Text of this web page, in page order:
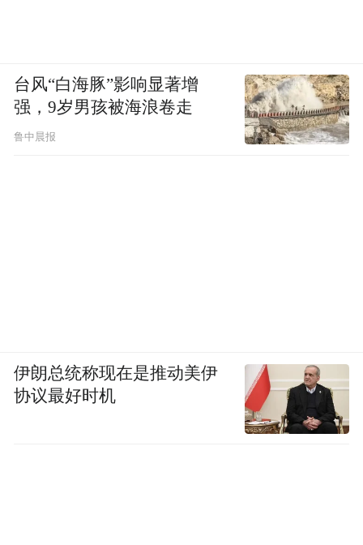
台风“白海豚”影响显著增
强，9岁男孩被海浪卷走
鲁中晨报
伊朗总统称现在是推动美伊
协议最好时机